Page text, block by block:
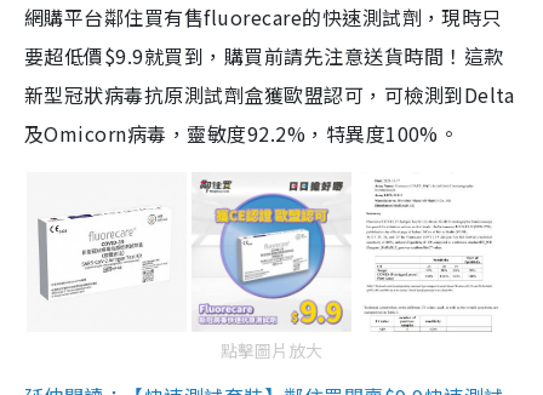
網購平台鄰住買有售fluorecare的快速測試劑，現時只
要超低價$9.9就買到，購買前請先注意送貨時間！這款
新型冠狀病毒抗原測試劑盒獲歐盟認可，可檢測到Delta
及Omicorn病毒，靈敏度92.2%，特異度100%。
點擊圖片放大